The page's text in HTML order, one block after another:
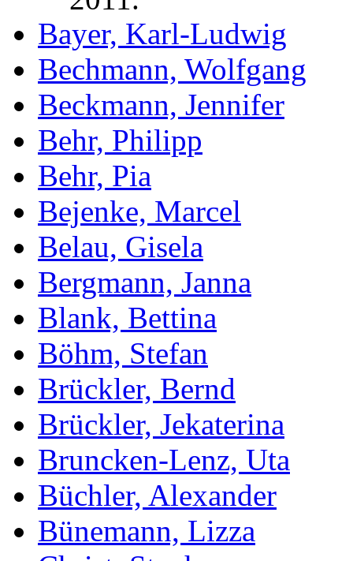
Bayer, Karl-Ludwig
Bechmann, Wolfgang
Beckmann, Jennifer
Behr, Philipp
Behr, Pia
Bejenke, Marcel
Belau, Gisela
Bergmann, Janna
Blank, Bettina
Böhm, Stefan
Brückler, Bernd
Brückler, Jekaterina
Bruncken-Lenz, Uta
Büchler, Alexander
Bünemann, Lizza